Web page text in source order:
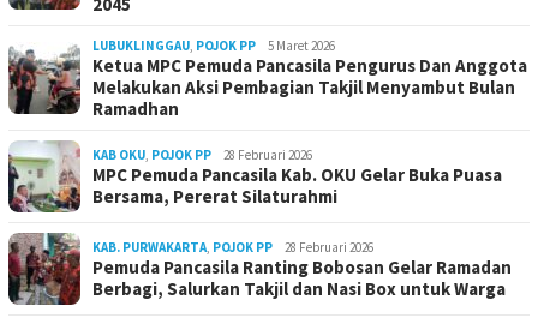
LUBUKLINGGAU, POJOK PP 5 Maret 2026
Ketua MPC Pemuda Pancasila Pengurus Dan Anggota
Melakukan Aksi Pembagian Takjil Menyambut Bulan
Ramadhan
KAB OKU, POJOK PP 28 Februari 2026
MPC Pemuda Pancasila Kab. OKU Gelar Buka Puasa
Bersama, Pererat Silaturahmi
KAB. PURWAKARTA, POJOK PP 28 Februari 2026
Pemuda Pancasila Ranting Bobosan Gelar Ramadan
Berbagi, Salurkan Takjil dan Nasi Box untuk Warga